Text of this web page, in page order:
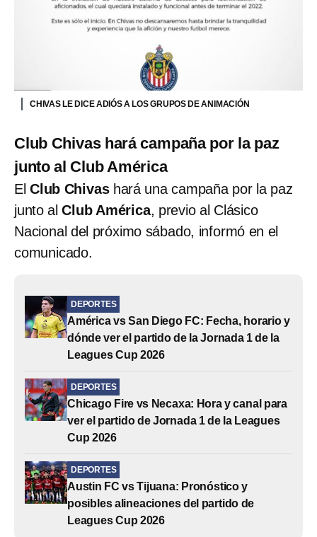
CHIVAS LE DICE ADIÓS A LOS GRUPOS DE ANIMACIÓN
Club Chivas hará campaña por la paz
junto al Club América
El Club Chivashará una campaña por la paz
junto al Club América, previo al Clásico
Nacional del próximo sábado, informó en el
comunicado.
DEPORTES
América vs San Diego FC: Fecha, horario y
dónde ver el partido de la Jornada 1 de la
Leagues Cup 2026
DEPORTES
Chicago Fire vs Necaxa: Hora y canal para
ver el partido de Jornada 1 de la Leagues
Cup 2026
DEPORTES
Austin FC vs Tijuana: Pronóstico y
posibles alineaciones del partido de
Leagues Cup 2026